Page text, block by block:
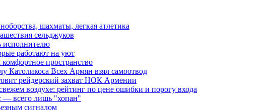
шахматы, легкая атлетика
сельджуков
исполнителю
работают на уют
пространство
Католикоса Всех Армян взял самоотвод
рейдерский захват НОК Армении
воздухе: рейтинг по цене ошибки и порогу входа
— всего лишь "хопан"
сигналом